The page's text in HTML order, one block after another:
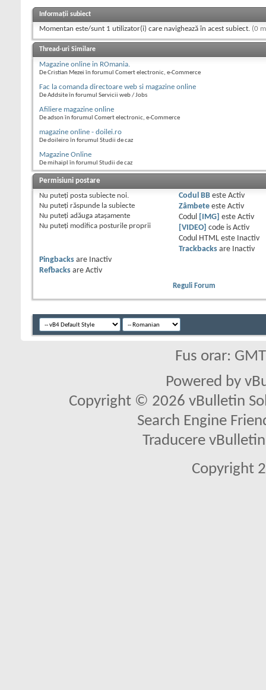
Informații subiect
Momentan este/sunt 1 utilizator(i) care navighează în acest subiect. (0
Thread-uri Similare
Magazine online in ROmania.
De Cristian Mezei în forumul Comert electronic, e-Commerce
Fac la comanda directoare web si magazine online
De Addsite în forumul Servicii web / Jobs
Afiliere magazine online
De adson în forumul Comert electronic, e-Commerce
magazine online - doilei.ro
De doileiro în forumul Studii de caz
Magazine Online
De mihaipl în forumul Studii de caz
Permisiuni postare
Nu puteţi posta subiecte noi.
Nu puteţi răspunde la subiecte
Nu puteţi adăuga ataşamente
Nu puteţi modifica posturile proprii
Codul BBeste Activ
Zâmbeteeste Activ
Codul
[IMG] este Activ
[VIDEO] code is Activ
Codul HTML este
Inactiv
Trackbacksare
Inactiv
Pingbacks are
Inactiv
Refbacks are Activ
Reguli Forum
Fus orar:
Powered by
Copyright © 2026 vBulletin
Search Engine
Traducere
Copyright